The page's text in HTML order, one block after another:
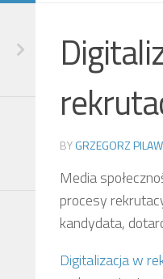
BYGRZEGORZ
Media
procesy
kandydata,
Digitalizacja w